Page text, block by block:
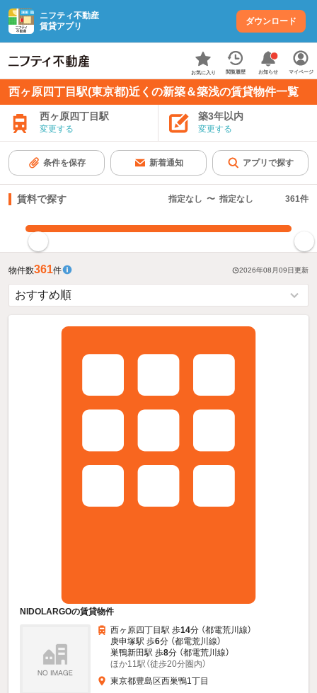
ニフティ不動産
賃貸アプリ
ダウンロード
お気に入り 閲覧履歴 お知らせ マイページ
西ヶ原四丁目駅(東京都)近くの新築＆築浅の賃貸物件一覧
西ヶ原四丁目駅
変更する
築3年以内
変更する
条件を保存 新着通知 アプリで探す
賃料で探す 指定なし 〜 指定なし 361件
物件数361件 2026年08月09日更新
NIDOLARGOの賃貸物件
西ヶ原四丁目駅 歩14分 （都電荒川線）
庚申塚駅 歩6分 （都電荒川線）
巣鴨新田駅 歩8分 （都電荒川線）
ほか11駅（徒歩20分圏内）
東京都豊島区西巣鴨1丁目